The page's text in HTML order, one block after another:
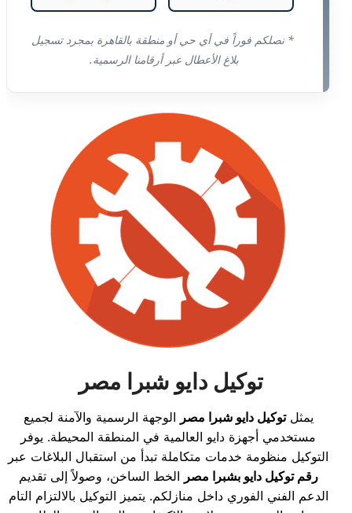
* نصلكم فوراً في أي حي أو منطقة بالقاهرة بمجرد تسجيل
بلاغ الأعطال عبر أرقامنا الرسمية.
توكيل دايو شبرا مصر
يمثلتوكيل دايو شبرا مصر الوجهة الرسمية والآمنة لجميع
مستخدمي أجهزة دايو العالمية في المنطقة المحيطة. يوفر
التوكيل منظومة خدمات متكاملة تبدأ من استقبال البلاغات عبر
رقم توكيل دايو بشبرا مصر الخط الساخن، وصولاً إلى تقديم
الدعم الفني الفوري داخل منازلكم. يتميز التوكيل بالالتزام التام